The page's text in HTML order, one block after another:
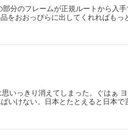
分のフレームが正規ルートから入
をおおっぴらに出してくれればもっ
いっきり消えてしまった。ぐはぁ
いけない。日本とたとえると日本で